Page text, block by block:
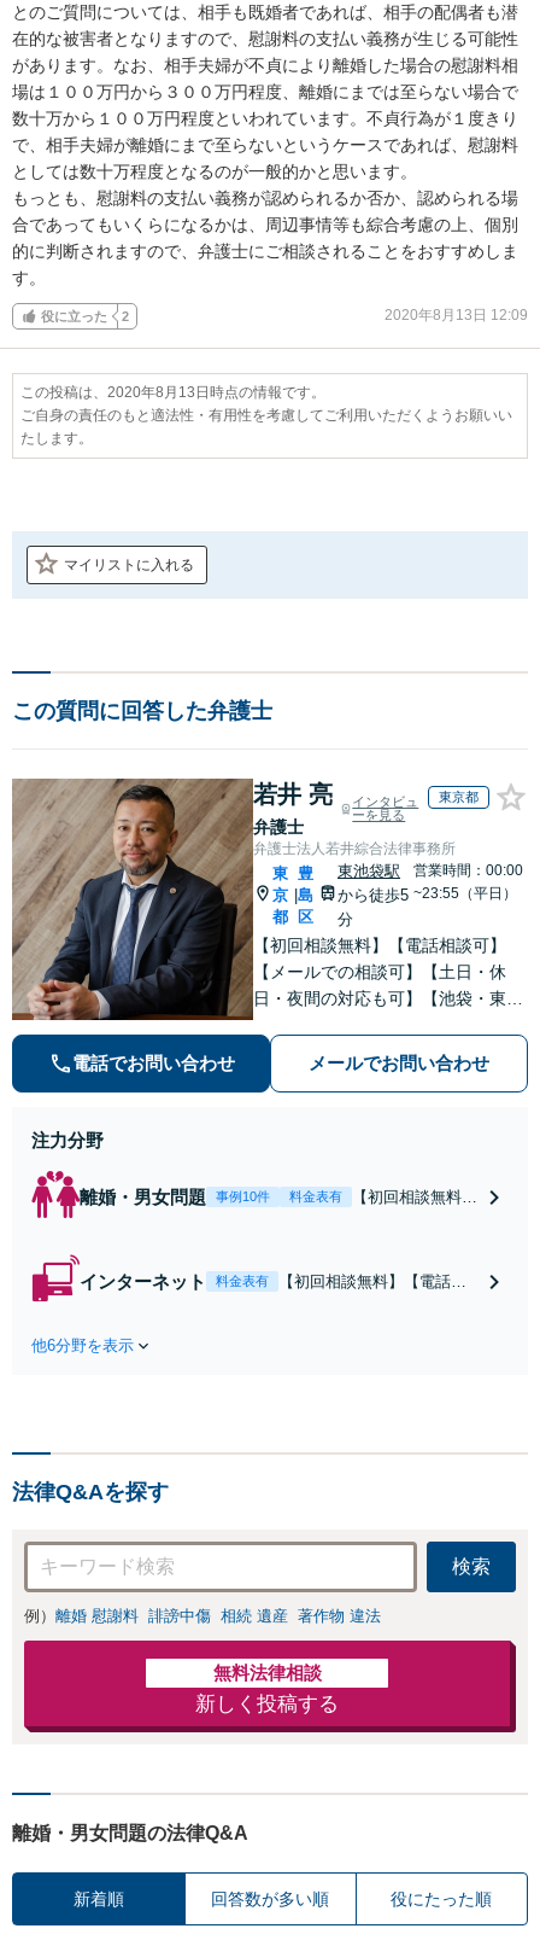
とのご質問については、相手も既婚者であれば、相手の配偶者も潜
在的な被害者となりますので、慰謝料の支払い義務が生じる可能性
があります。なお、相手夫婦が不貞により離婚した場合の慰謝料相
場は１００万円から３００万円程度、離婚にまでは至らない場合で
数十万から１００万円程度といわれています。不貞行為が１度きり
で、相手夫婦が離婚にまで至らないというケースであれば、慰謝料
としては数十万程度となるのが一般的かと思います。
もっとも、慰謝料の支払い義務が認められるか否か、認められる場
合であってもいくらになるかは、周辺事情等も綜合考慮の上、個別
的に判断されますので、弁護士にご相談されることをおすすめしま
す。
役に立った 2 2020年8月13日 12:09
この投稿は、2020年8月13日時点の情報です。
ご自身の責任のもと適法性・有用性を考慮してご利用いただくようお願いい
たします。
マイリストに入れる
この質問に回答した弁護士
若井 亮
弁護士
インタビュ
ーを見る
東京都
弁護士法人若井綜合法律事務所
東
京
都
豊
島
区
東池袋駅
から徒歩5
分
営業時間：00:00
~23:55（平日）
【初回相談無料】【電話相談可】
【メールでの相談可】【土日・休
日・夜間の対応も可】【池袋・東池
トラブル・刑事事件を中心に「個
人」の方からのご相談・ご依頼を幅
電話でお問い合わせ メールでお問い合わせ
注力分野
離婚・男女問題 事例10件 料金表有
【初回相談無料】
【池袋・東池袋2
インターネット 料金表有
【初回相談無料】【電話相
応します！即日対応可能。
他6分野を表示
法律Q&Aを探す
検索
例） 離婚 慰謝料 誹謗中傷 相続 遺産 著作物 違法
無料法律相談
新しく投稿する
離婚・男女問題の法律Q&A
新着順 回答数が多い順 役にたった順